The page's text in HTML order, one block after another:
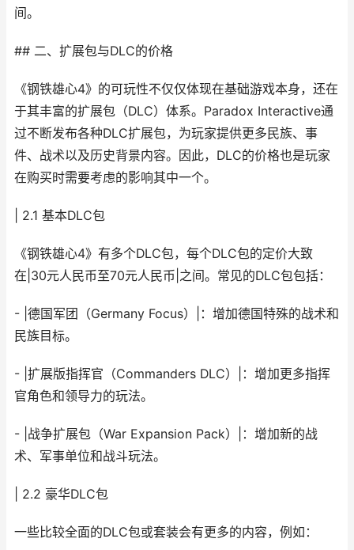
间。
## 二、扩展包与DLC的价格
《钢铁雄心4》的可玩性不仅仅体现在基础游戏本身，还在
于其丰富的扩展包（DLC）体系。Paradox Interactive通
过不断发布各种DLC扩展包，为玩家提供更多民族、事
件、战术以及历史背景内容。因此，DLC的价格也是玩家
在购买时需要考虑的影响其中一个。
| 2.1 基本DLC包
《钢铁雄心4》有多个DLC包，每个DLC包的定价大致
在|30元人民币至70元人民币|之间。常见的DLC包包括：
- |德国军团（Germany Focus）|：增加德国特殊的战术和
民族目标。
- |扩展版指挥官（Commanders DLC）|：增加更多指挥
官角色和领导力的玩法。
- |战争扩展包（War Expansion Pack）|：增加新的战
术、军事单位和战斗玩法。
| 2.2 豪华DLC包
一些比较全面的DLC包或套装会有更多的内容，例如：